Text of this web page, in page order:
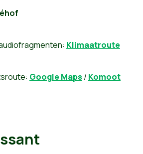
Klimaatroute
Google Maps/Komoot